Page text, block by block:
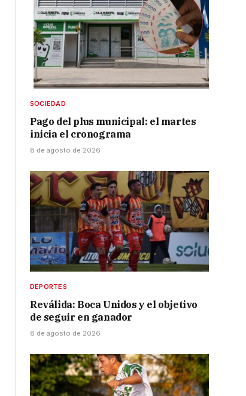
SOCIEDAD
Pago del plus municipal: el martes
inicia el cronograma
8 de agosto de 2026
DEPORTES
Reválida: Boca Unidos y el objetivo
de seguir en ganador
8 de agosto de 2026